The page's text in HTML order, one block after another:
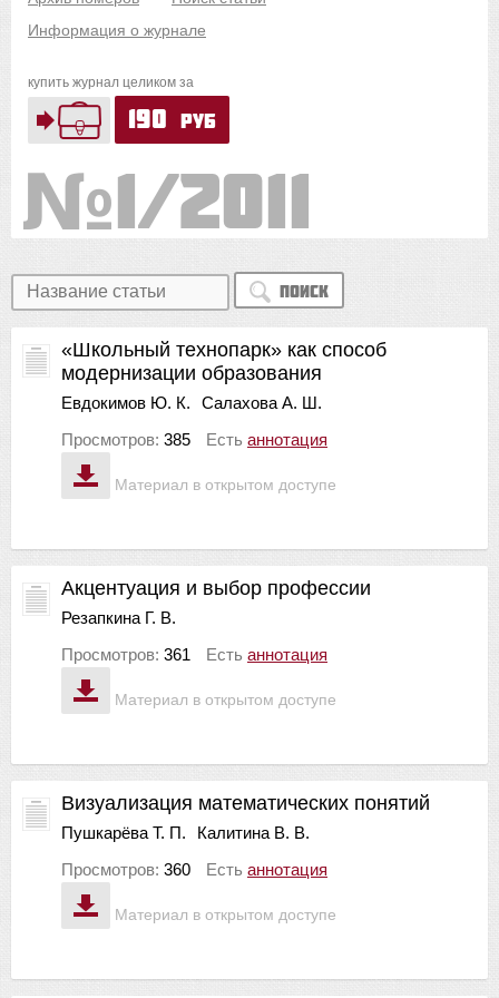
Информация о журнале
купить журнал целиком за
190 руб
1/2011
Поиск
Материал в открытом доступе
«Школьный технопарк» как способ
модернизации образования
Евдокимов Ю. К.
Салахова А. Ш.
Просмотров: 385 Есть аннотация
Материал в открытом доступе
Акцентуация и выбор профессии
Резапкина Г. В.
Просмотров: 361 Есть аннотация
Материал в открытом доступе
Визуализация математических понятий
Пушкарёва Т. П.
Калитина В. В.
Просмотров: 360 Есть аннотация